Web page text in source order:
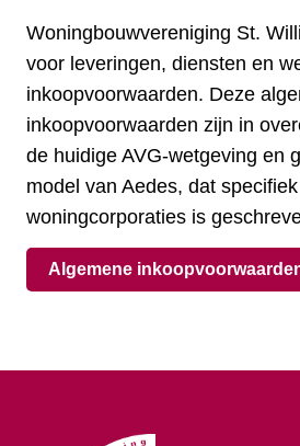
​Woningbouwvereniging St.
voor leveringen, diensten en
inkoopvoorwaarden. Deze
inkoopvoorwaarden zijn in
de huidige AVG-wetgeving en
model van Aedes, dat
woningcorporaties is
Algemene